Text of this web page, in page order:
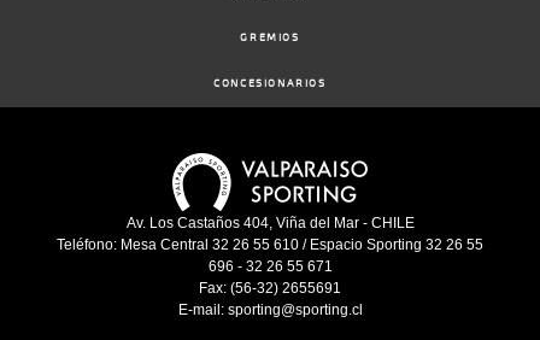
GREMIOS
CONCESIONARIOS
Av. Los Castaños 404, Viña del Mar - CHILE
Teléfono: Mesa Central 32 26 55 610 / Espacio Sporting 32 26 55
696 - 32 26 55 671
Fax: (56-32) 2655691
E-mail: sporting@sporting.cl